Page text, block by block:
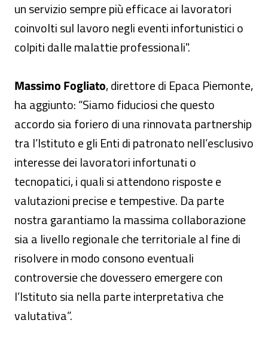
un servizio sempre più efficace ai lavoratori
coinvolti sul lavoro negli eventi infortunistici o
colpiti dalle malattie professionali".
Massimo Fogliato, direttore di Epaca Piemonte,
ha aggiunto: “Siamo fiduciosi che questo
accordo sia foriero di una rinnovata partnership
tra l’Istituto e gli Enti di patronato nell’esclusivo
interesse dei lavoratori infortunati o
tecnopatici, i quali si attendono risposte e
valutazioni precise e tempestive. Da parte
nostra garantiamo la massima collaborazione
sia a livello regionale che territoriale al fine di
risolvere in modo consono eventuali
controversie che dovessero emergere con
l’Istituto sia nella parte interpretativa che
valutativa”.